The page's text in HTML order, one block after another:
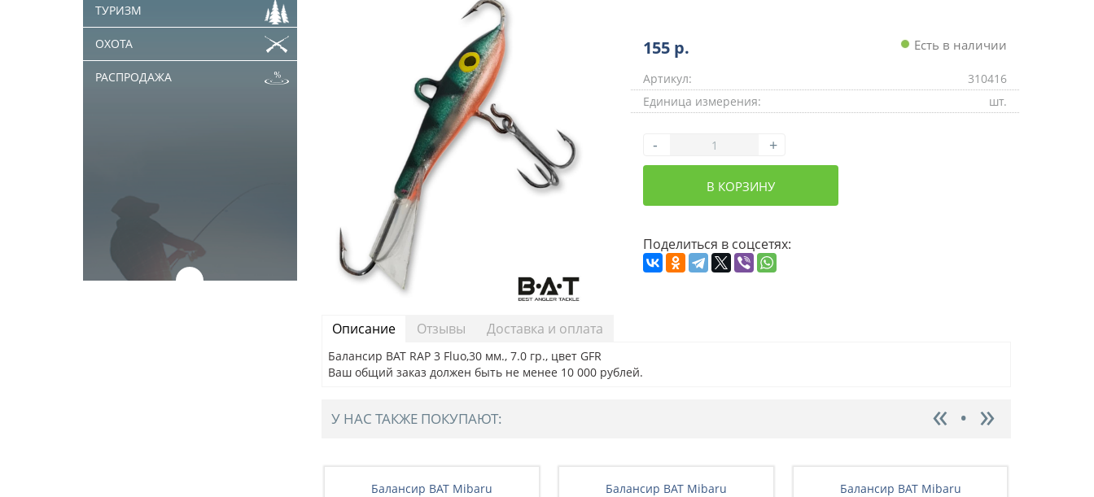
ТУРИЗМ
ОХОТА
РАСПРОДАЖА
155 р. Есть в наличии
Артикул:
310416
Единица измерения:
шт.
- +
В КОРЗИНУ
Поделиться в соцсетях:
Описание Отзывы Доставка и оплата
Балансир BAT RAP 3 Fluo,30 мм., 7.0 гр., цвет GFR
Ваш общий заказ должен быть не менее 10 000 рублей.
У НАС ТАКЖЕ ПОКУПАЮТ:
Балансир BAT Mibaru
Балансир BAT Mibaru
Балансир BAT Mibaru